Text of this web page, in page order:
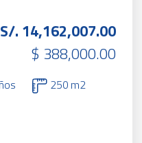
S/. 14,162,007.00
$ 388,000.00
250 m2